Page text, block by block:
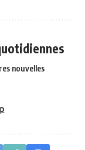
nouvelles